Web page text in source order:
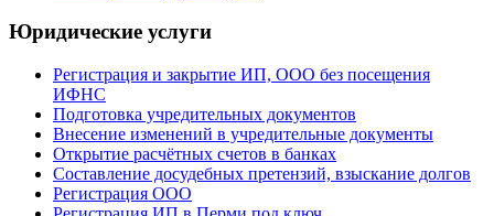
Юридические услуги
Регистрация и закрытие ИП, ООО без посещения
ИФНС
Подготовка учредительных документов
Внесение изменений в учредительные документы
Открытие расчётных счетов в банках
Составление досудебных претензий, взыскание долгов
Регистрация ООО